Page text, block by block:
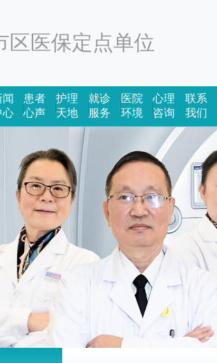
区医保定点单位
心
患者
心声
护理
天地
就诊
服务
医院
环境
心理
咨询
联系
我们